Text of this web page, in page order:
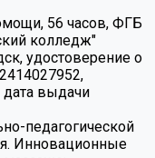
56 часов, ФГБ
колледж"
удостоверение о
выдачи
педагогической
Инновационные